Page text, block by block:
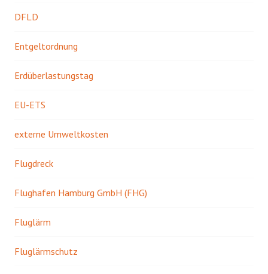
DFLD
Entgeltordnung
Erdüberlastungstag
EU-ETS
externe Umweltkosten
Flugdreck
Flughafen Hamburg GmbH (FHG)
Fluglärm
Fluglärmschutz